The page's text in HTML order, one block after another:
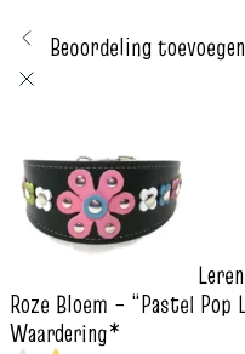
Beoordeling toevoegen
Roze Bloem – “Pastel Pop
Waardering*